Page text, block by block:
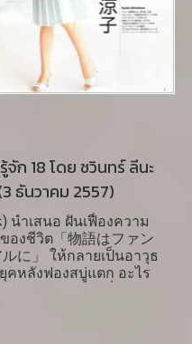
ก 18 โดย ชวินทร์ ลีนะ
ธันวาคม 2557)
นำเสนอ ฝันเฟื่องความ
องชีวิต「物語はファン
に」 ให้กลายเป็นอาวุธ
คหลังฟองสบู่แตก อะไร
ดยเฉพาะอย่างยิ่งผู้หญิง
สด อะไรคือความสุข? นี่